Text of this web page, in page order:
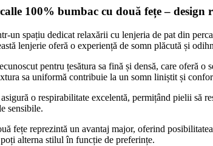
100% bumbac cu două fețe –
un spațiu dedicat relaxării cu lenjeria de pat din
lenjerie oferă o experiență de somn plăcută și
pentru țesătura sa fină și densă, care oferă
sa uniformă contribuie la un somn liniștit și
o respirabilitate excelentă, permițând pielii să
sensibile.
fețe reprezintă un avantaj major, oferind
alterna stilul în funcție de preferințe.